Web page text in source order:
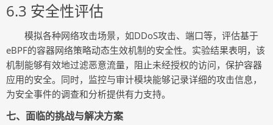
6.3 安全性评估
模拟各种网络攻击场景，如DDoS攻击、端口等，评估基于
eBPF的容器网络策略动态生效机制的安全性。实验结果表明，该
机制能够有效地过滤恶意流量，阻止未经授权的访问，保护容器
应用的安全。同时，监控与审计模块能够记录详细的攻击信息，
为安全事件的调查和分析提供有力支持。
七、面临的挑战与解决方案